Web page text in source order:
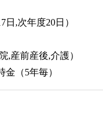
,次年度20日）
,産前産後,介護）
（5年毎）